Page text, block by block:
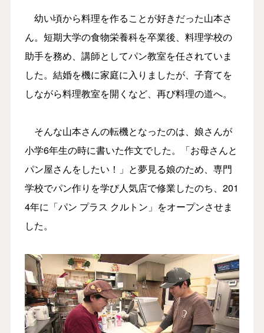
幼い頃から料理を作ることが好きだった山本さ
ん。短期大学の食物栄養科を卒業後、料理学校の
助手を務め、講師としてパン教室を任されていま
した。結婚を機に家庭に入りましたが、子育てを
しながら料理教室を開くなど、再び料理の道へ。
そんな山本さんの転機となったのは、娘さんが
小学6年生の時に書いた作文でした。「お母さんと
パン屋さんをしたい！」と夢見る娘のため、専門
学校でパン作りを学び人気店で修業したのち、201
4年に「パン プラス クルトン」をオープンさせま
した。